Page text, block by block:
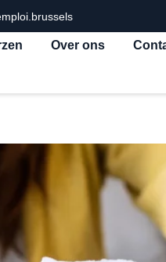
Over ons